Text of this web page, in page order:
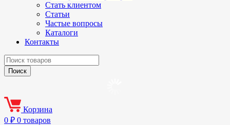
Стать клиентом
Статьи
Частые вопросы
Каталоги
Контакты
Корзина
0 ₽ 0 товаров